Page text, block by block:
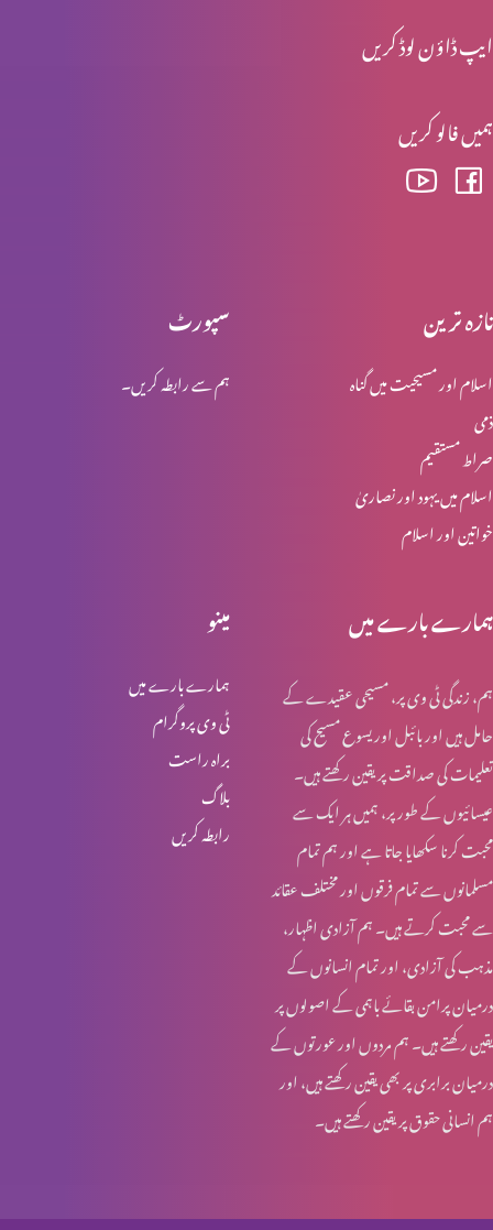
یسوع – ہماری زندہ امید
تجسمِ نورِ جہاں
ایمانویل: خدا ہمارے ساتھ
عیدِ میلادِ مسیح: مبارکباد
ایپ ڈاؤن لوڈ کریں
ہمیں فالو کریں
سپورٹ
ہم سے رابطہ کریں۔
تازہ ترین
اسلام اور مسیحیت میں گناہ
ذمی
صراط مستقیم
اسلام میں یہود اور نصاریٰ
خواتین اور اسلام
مینو
ہمارے بارے میں
ٹی وی پروگرام
براہ راست
بلاگ
رابطہ کریں
ہمارے بارے میں
ہم، زندگی ٹی وی پر، مسیحی عقیدے کے
حامل ہیں اور بائبل اور یسوع مسیح کی
تعلیمات کی صداقت پر یقین رکھتے ہیں۔
عیسائیوں کے طور پر، ہمیں ہر ایک سے
محبت کرنا سکھایا جاتا ہے اور ہم تمام
مسلمانوں سے تمام فرقوں اور مختلف عقائد
سے محبت کرتے ہیں۔ ہم آزادی اظہار،
مذہب کی آزادی، اور تمام انسانوں کے
درمیان پرامن بقائے باہمی کے اصولوں پر
یقین رکھتے ہیں۔ ہم مردوں اور عورتوں کے
درمیان برابری پر بھی یقین رکھتے ہیں، اور
ہم انسانی حقوق پر یقین رکھتے ہیں۔